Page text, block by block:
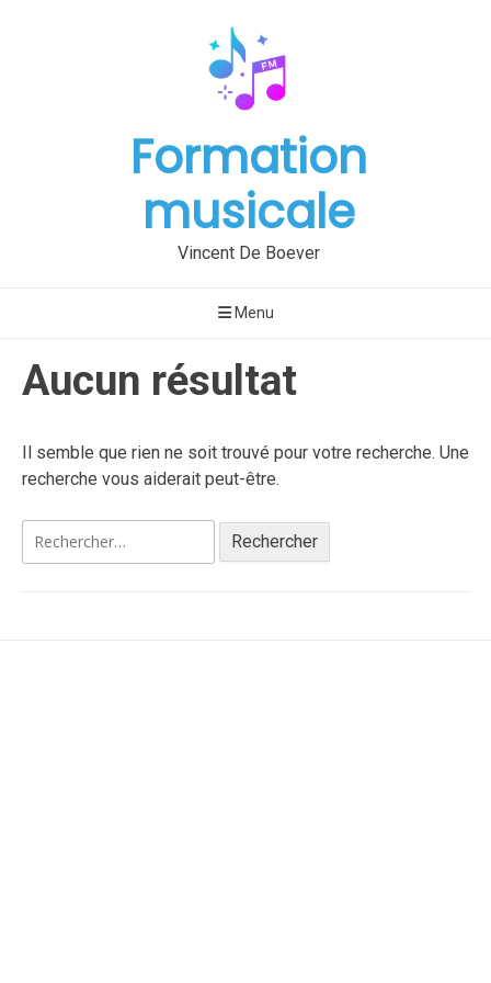
Formation
musicale
Vincent De Boever
Menu
Aucun résultat
Il semble que rien ne soit trouvé pour votre recherche. Une
recherche vous aiderait peut-être.
Rechercher :